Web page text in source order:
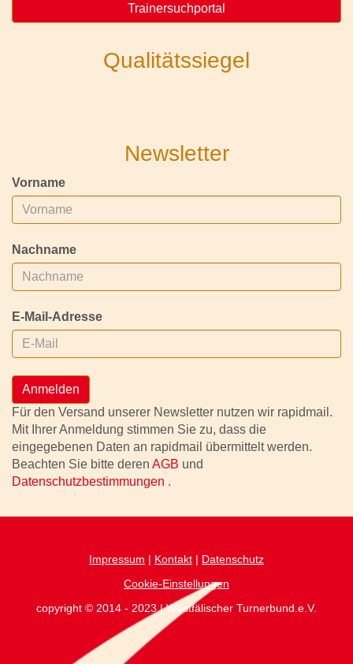
Trainersuchportal
Qualitätssiegel
Newsletter
Vorname
Nachname
E-Mail-Adresse
Anmelden
Für den Versand unserer Newsletter nutzen wir rapidmail.
Mit Ihrer Anmeldung stimmen Sie zu, dass die
eingegebenen Daten an rapidmail übermittelt werden.
Beachten Sie bitte deren AGB und
Datenschutzbestimmungen .
Impressum | Kontakt | Datenschutz
Cookie-Einstellungen
copyright © 2014 - 2023 | Westfälischer Turnerbund.e.V.